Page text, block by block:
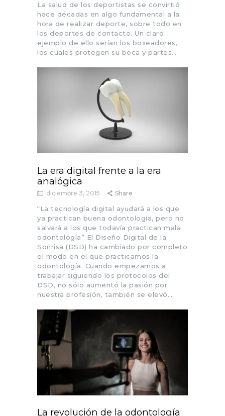
La salud de los deportistas se convirtió
hace décadas en algo fundamental a la
hora de realizar deporte, sobre todo en
los deportes de contacto. Un claro
ejemplo de ello serían los boxeadores,
los cuales protegen su boca y partes…
La era digital frente a la era
analógica
diciembre 3, 2015 Share
“La tecnología digital ayudará a los que
ya practican buena odontología, pero no
salvará a los que todavía practican mala
odontología” El Diseño Digital de la
Sonrisa (DSD) ha cambiado por completo
el modo en el que practicamos la
odontología. Cuando empezamos a
trabajar siguiendo los protocolos del
DSD, no sólo aumentó la pasión por
nuestra profesión, también se elevó…
La revolución de la odontología